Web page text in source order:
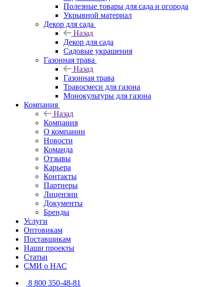
Полезные товары для сада и огорода
Укрывной материал
Декор для сада
Назад
Декор для сада
Садовые украшения
Газонная трава
Назад
Газонная трава
Травосмеси для газона
Монокультуры для газона
Компания
Назад
Компания
О компании
Новости
Команда
Отзывы
Карьера
Контакты
Партнеры
Лицензии
Документы
Бренды
Услуги
Оптовикам
Поставщикам
Наши проекты
Статьи
СМИ о НАС
8 800 350-48-81